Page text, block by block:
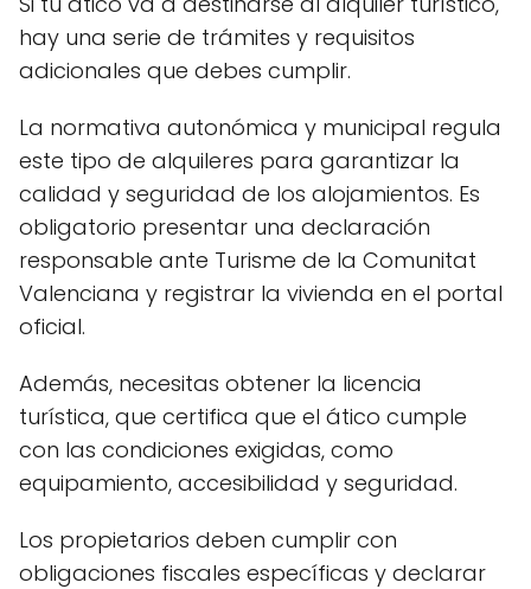
hay una serie de trámites y requisitos
adicionales que debes cumplir.
La normativa autonómica y municipal regula
este tipo de alquileres para garantizar la
calidad y seguridad de los alojamientos. Es
obligatorio presentar una declaración
responsable ante Turisme de la Comunitat
Valenciana y registrar la vivienda en el portal
oficial.
Además, necesitas obtener la licencia
turística, que certifica que el ático cumple
con las condiciones exigidas, como
equipamiento, accesibilidad y seguridad.
Los propietarios deben cumplir con
obligaciones fiscales específicas y declarar